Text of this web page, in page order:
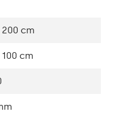
200 cm
100 cm